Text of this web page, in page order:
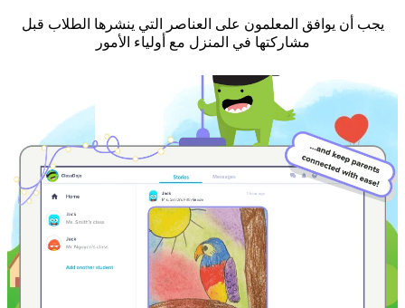
يجب أن يوافق المعلمون على العناصر التي ينشرها الطلاب قبل
مشاركتها في المنزل مع أولياء الأمور